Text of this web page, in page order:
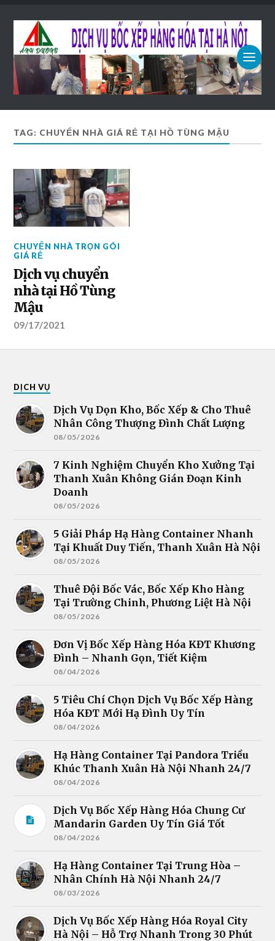
TAG: CHUYỂN NHÀ GIÁ RẺ TẠI HỒ TÙNG MẬU
CHUYỂN NHÀ TRỌN GÓI
GIÁ RẺ
Dịch vụ chuyển
nhà tại Hồ Tùng
Mậu
09/17/2021
DỊCH VỤ
Dịch Vụ Dọn Kho, Bốc Xếp & Cho Thuê
Nhân Công Thượng Đình Chất Lượng
08/05/2026
7 Kinh Nghiệm Chuyển Kho Xưởng Tại
Thanh Xuân Không Gián Đoạn Kinh
Doanh
08/05/2026
5 Giải Pháp Hạ Hàng Container Nhanh
Tại Khuất Duy Tiến, Thanh Xuân Hà Nội
08/05/2026
Thuê Đội Bốc Vác, Bốc Xếp Kho Hàng
Tại Trường Chinh, Phương Liệt Hà Nội
08/05/2026
Đơn Vị Bốc Xếp Hàng Hóa KĐT Khương
Đình – Nhanh Gọn, Tiết Kiệm
08/04/2026
5 Tiêu Chí Chọn Dịch Vụ Bốc Xếp Hàng
Hóa KĐT Mới Hạ Đình Uy Tín
08/04/2026
Hạ Hàng Container Tại Pandora Triều
Khúc Thanh Xuân Hà Nội Nhanh 24/7
08/04/2026
Dịch Vụ Bốc Xếp Hàng Hóa Chung Cư
Mandarin Garden Uy Tín Giá Tốt
08/04/2026
Hạ Hàng Container Tại Trung Hòa –
Nhân Chính Hà Nội Nhanh 24/7
08/03/2026
Dịch Vụ Bốc Xếp Hàng Hóa Royal City
Hà Nội – Hỗ Trợ Nhanh Trong 30 Phút